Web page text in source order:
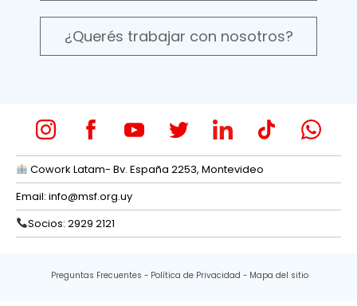
¿Querés trabajar con nosotros?
Cowork Latam- Bv. España 2253, Montevideo
Email: info@msf.org.uy
Socios: 2929 2121
Preguntas Frecuentes Política de Privacidad Mapa del sitio